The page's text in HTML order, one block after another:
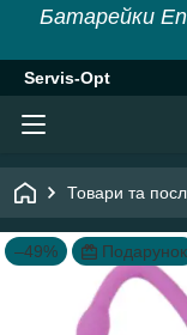
Батарейки
Servis-Opt
Товари та
–49% Подарунок